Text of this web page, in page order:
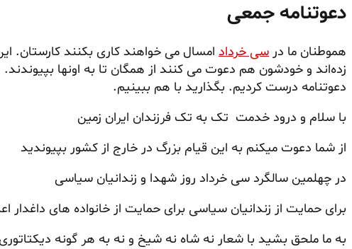
دعوتنامه جمعی
هموطنان ما در سی خرداد امسال می خواهند کاری بکنند کارستان.
زده‌اند و خودشون هم دعوت می کنند از همگان تا به اونها
دعوتنامه درست کردیم. بگذارید با هم ببینیم.
با سلام و درود خدمت تک به تک فرزندان ایران زمین
از شما دعوت میکنم به این قیام بزرگ در خارج از کشور بپیوندید
در چهلمین سالگرد سی خرداد روز شهدا و زندانیان سیاسی
برای حمایت از زندانیان سیاسی برای حمایت از خانواده های داغدار
به ما ملحق بشید با شعار نه شاه نه شیخ و نه به هر گونه